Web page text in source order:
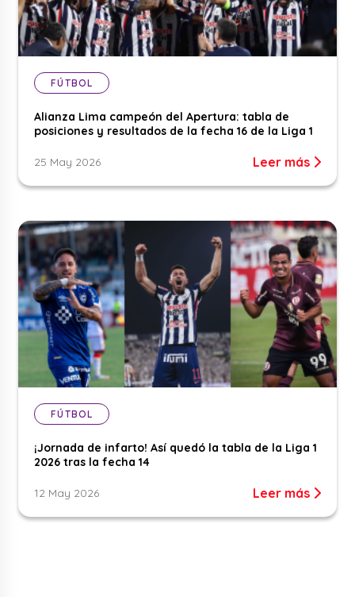
FÚTBOL
Alianza Lima campeón del Apertura: tabla de
posiciones y resultados de la fecha 16 de la Liga 1
25 May 2026 Leer más
FÚTBOL
¡Jornada de infarto! Así quedó la tabla de la Liga 1
2026 tras la fecha 14
12 May 2026 Leer más